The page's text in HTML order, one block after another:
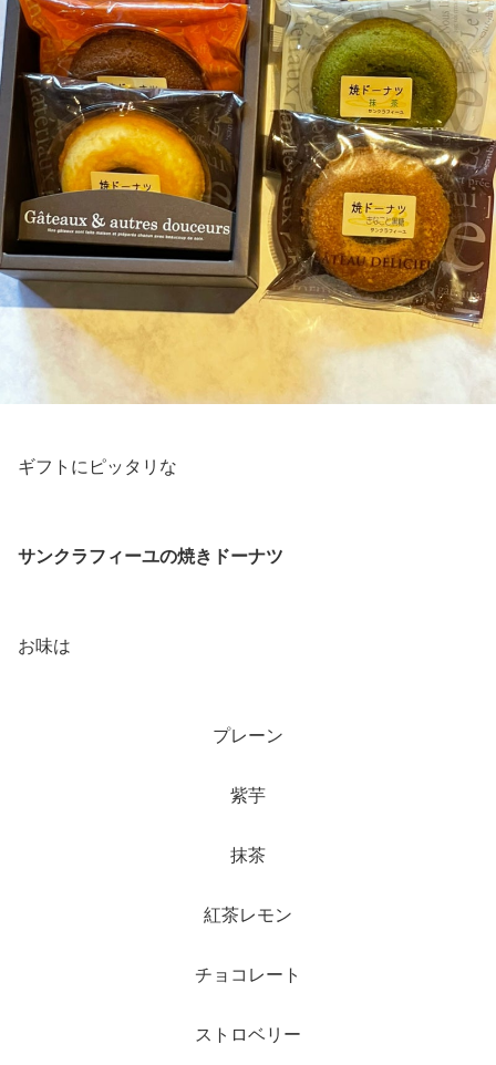
ギフトにピッタリな
サンクラフィーユの焼きドーナツ
お味は
プレーン
紫芋
抹茶
紅茶レモン
チョコレート
ストロベリー